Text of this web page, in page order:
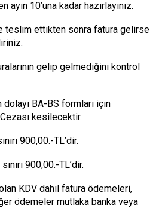
10’una kadar hazırlayınız.
teslim ettikten sonra fatura gelirse
gelip gelmediğini kontrol
BA-BS formları için
kesilecektir.
900,00.-TL’dir.
900,00.-TL’dir.
KDV dahil fatura ödemeleri,
ödemeler mutlaka banka veya